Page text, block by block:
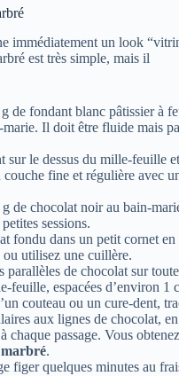
immédiatement un look
est très simple, mais il
de fondant blanc pâtissier à
Il doit être fluide mais
sur le dessus du mille-feuille
couche fine et régulière avec
de chocolat noir au bain-
sessions.
fondu dans un petit cornet en
ou utilisez une cuillère.
parallèles de chocolat sur
feuille, espacées d’environ 1
couteau ou un cure-dent,
aux lignes de chocolat, en
chaque passage. Vous obtenez
.
figer quelques minutes au